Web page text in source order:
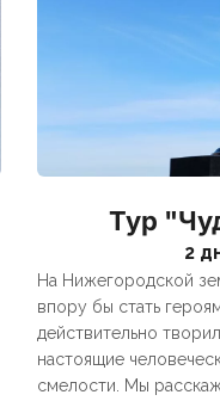
Тур
2
На Нижегородской
впору бы стать
действительно
настоящие
смелости. Мы